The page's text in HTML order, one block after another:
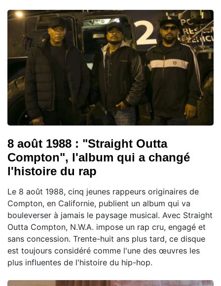
8 août 1988 : "Straight Outta
Compton", l'album qui a changé
l'histoire du rap
Le 8 août 1988, cinq jeunes rappeurs originaires de
Compton, en Californie, publient un album qui va
bouleverser à jamais le paysage musical. Avec Straight
Outta Compton, N.W.A. impose un rap cru, engagé et
sans concession. Trente-huit ans plus tard, ce disque
est toujours considéré comme l'une des œuvres les
plus influentes de l'histoire du hip-hop.